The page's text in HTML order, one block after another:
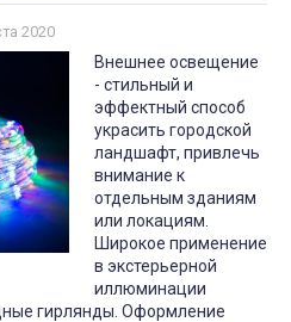
2020
Внешнее освещение
- стильный и
эффектный способ
украсить городской
ландшафт, привлечь
внимание к
отдельным зданиям
или локациям.
Широкое применение
в экстерьерной
иллюминации
гирлянды. Оформление